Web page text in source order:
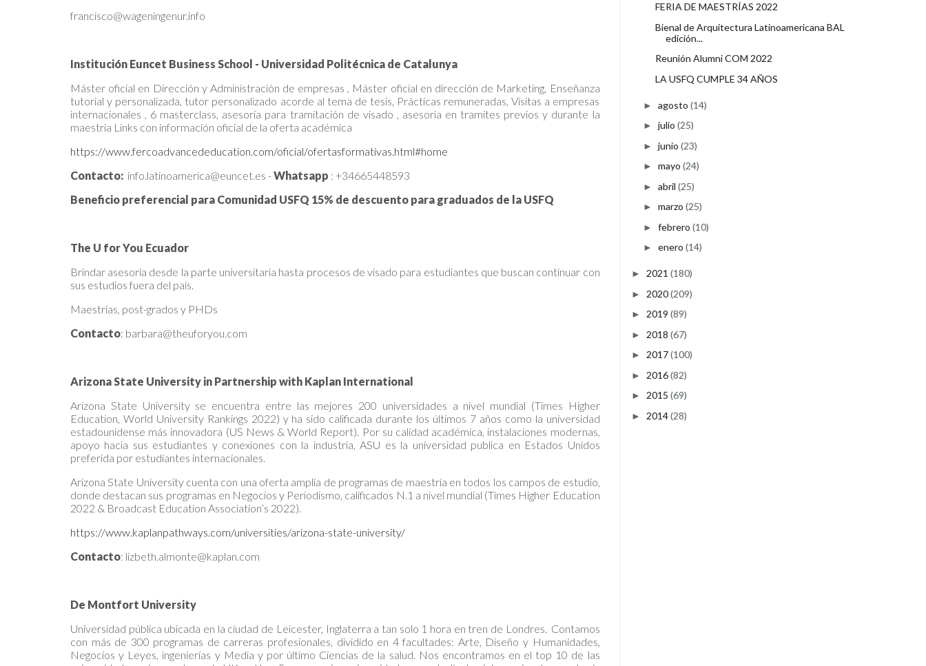
francisco@wageningenur.info
Institución Euncet Business School - Universidad Politécnica de Catalunya
Máster oficial en Dirección y Administración de empresas , Máster oficial en dirección de Marketing, Enseñanza
tutorial y personalizada, tutor personalizado acorde al tema de tesis, Prácticas remuneradas, Visitas a empresas
internacionales , 6 masterclass, asesoría para tramitación de visado , asesoria en tramites previos y durante la
maestría Links con información oficial de la oferta académica
https://www.fercoadvancededucation.com/oficial/ofertasformativas.html#home
Contacto: info.latinoamerica@euncet.es -Whatsapp : +34665448593
Beneficio preferencial para Comunidad USFQ 15% de descuento para graduados de la USFQ
The U for You Ecuador
Brindar asesoría desde la parte universitaria hasta procesos de visado para estudiantes que buscan continuar con
sus estudios fuera del país.
Maestrías, post-grados y PHDs
Contacto: barbara@theuforyou.com
Arizona State University in Partnership with Kaplan International
Arizona State University se encuentra entre las mejores 200 universidades a nivel mundial (Times Higher
Education, World University Rankings 2022) y ha sido calificada durante los últimos 7 años como la universidad
estadounidense más innovadora (US News & World Report). Por su calidad académica, instalaciones modernas,
apoyo hacia sus estudiantes y conexiones con la industria, ASU es la universidad publica en Estados Unidos
preferida por estudiantes internacionales.
Arizona State University cuenta con una oferta amplia de programas de maestría en todos los campos de estudio,
donde destacan sus programas en Negocios y Periodismo, calificados N.1 a nivel mundial (Times Higher Education
2022 & Broadcast Education Association’s 2022).
https://www.kaplanpathways.com/universities/arizona-state-university/
Contacto: lizbeth.almonte@kaplan.com
De Montfort University
Universidad pública ubicada en la ciudad de Leicester, Inglaterra a tan solo 1 hora en tren de Londres. Contamos
con más de 300 programas de carreras profesionales, dividido en 4 facultades: Arte, Diseño y Humanidades,
Negocios y Leyes, ingenierías y Media y por último Ciencias de la salud. Nos encontramos en el top 10 de las
FERIA DE MAESTRÍAS 2022
Bienal de Arquitectura Latinoamericana BAL
edición...
Reunión Alumni COM 2022
LA USFQ CUMPLE 34 AÑOS
► agosto (14)
► julio (25)
► junio (23)
► mayo (24)
► abril (25)
► marzo (25)
► febrero (10)
► enero (14)
► 2021 (180)
► 2020(209)
► 2019 (89)
► 2018 (67)
► 2017(100)
► 2016(82)
► 2015 (69)
► 2014(28)